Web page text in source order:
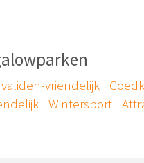
vriendelijk
Wintersport